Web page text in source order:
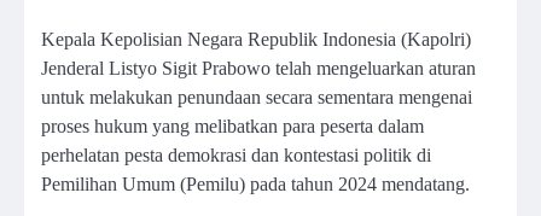
Kepala Kepolisian Negara Republik Indonesia (Kapolri)
Jenderal Listyo Sigit Prabowo telah mengeluarkan aturan
untuk melakukan penundaan secara sementara mengenai
proses hukum yang melibatkan para peserta dalam
perhelatan pesta demokrasi dan kontestasi politik di
Pemilihan Umum (Pemilu) pada tahun 2024 mendatang.